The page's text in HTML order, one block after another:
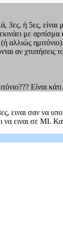
ή 5ες, είναι
με
αλλιώς
αν χτυπήσεις
Είναι
ειναι σαν να
ειναι σε ΜΙ.